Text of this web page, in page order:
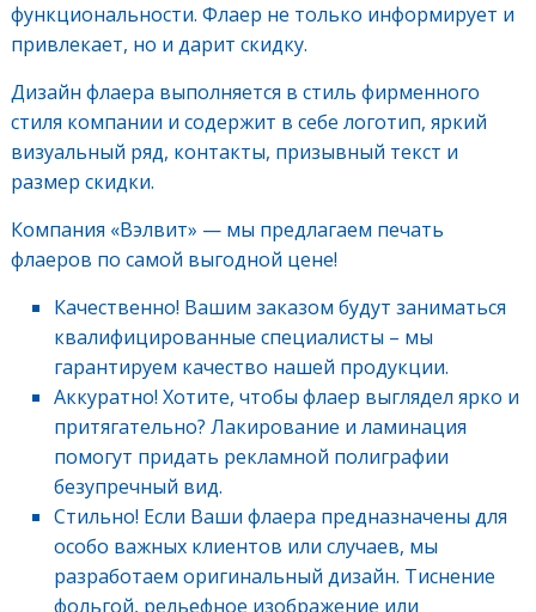
функциональности. Флаер не только информирует и
привлекает, но и дарит скидку.
Дизайн флаера выполняется в стиль фирменного
стиля компании и содержит в себе логотип, яркий
визуальный ряд, контакты, призывный текст и
размер скидки.
Компания «Вэлвит» — мы предлагаем печать
флаеров по самой выгодной цене!
Качественно! Вашим заказом будут заниматься
квалифицированные специалисты – мы
гарантируем качество нашей продукции.
Аккуратно! Хотите, чтобы флаер выглядел ярко и
притягательно? Лакирование и ламинация
помогут придать рекламной полиграфии
безупречный вид.
Стильно! Если Ваши флаера предназначены для
особо важных клиентов или случаев, мы
разработаем оригинальный дизайн. Тиснение
фольгой, рельефное изображение или